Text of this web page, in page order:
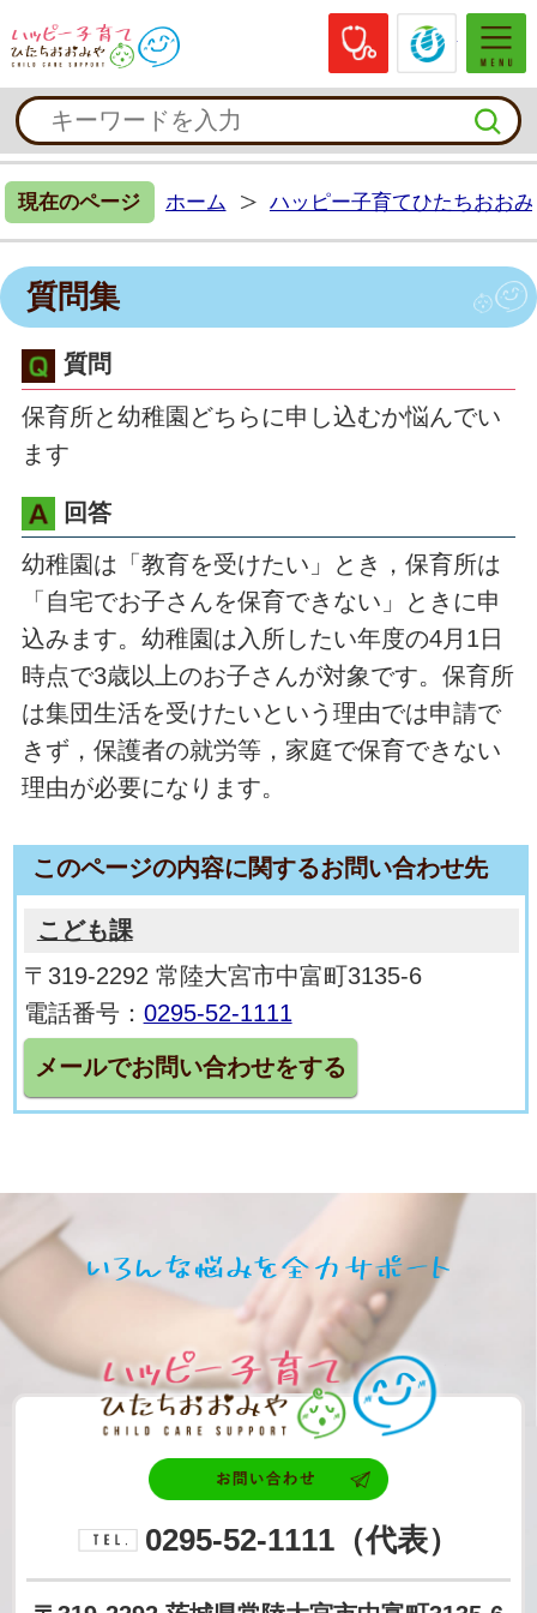
ハッピー子育てひたちおおみや
休日当番医
常陸
現在のページ ホーム ハッピー子育てひたちおお
質問集
質問
保育所と幼稚園どちらに申し込むか悩んでい
ます
回答
幼稚園は「教育を受けたい」とき，保育所は
「自宅でお子さんを保育できない」ときに申
込みます。幼稚園は入所したい年度の4月1日
時点で3歳以上のお子さんが対象です。保育所
は集団生活を受けたいという理由では申請で
きず，保護者の就労等，家庭で保育できない
理由が必要になります。
このページの内容に関するお問い合わせ先
こども課
〒319-2292 常陸大宮市中富町3135-6
電話番号： 0295-52-1111
メールでお問い合わせをする
電話番号
0295-52-1111 （代表）